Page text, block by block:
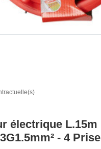
électrique L.15m
- 4